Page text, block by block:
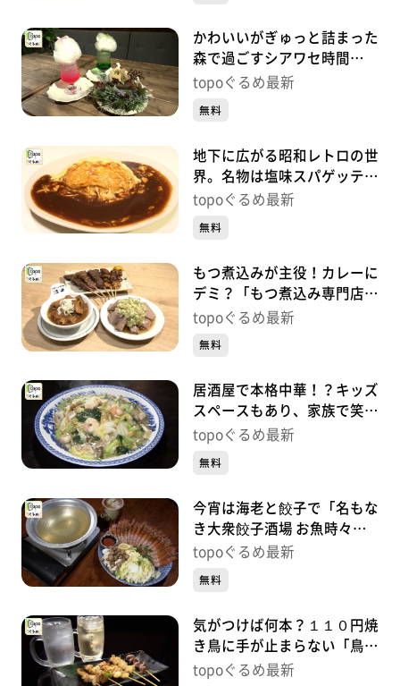
かわいいがぎゅっと詰まった
森で過ごすシアワセ時間
「TOTO’S CAFÉ」（青葉区
め】
topoぐるめ最新
無料
地下に広がる昭和レトロの世
界。名物は塩味スパゲッティ
「喫茶エルベ」（青葉区一番
topoぐるめ最新
無料
もつ煮込みが主役！カレーに
デミ？「もつ煮込み専門店沼
田 仙台駅前店」（青葉区中
topoぐるめ最新
無料
居酒屋で本格中華！？キッズ
スペースもあり、家族で笑顔
「居酒屋 風花」（泉区泉中
topoぐるめ最新
無料
今宵は海老と餃子で「名もな
き大衆餃子酒場 お魚時々日
本酒 泉中央店」（泉区泉中
topoぐるめ最新
無料
気がつけば何本？１１０円焼
き鳥に手が止まらない「鳥馬
商店 泉中央店」（泉区泉中
topoぐるめ最新